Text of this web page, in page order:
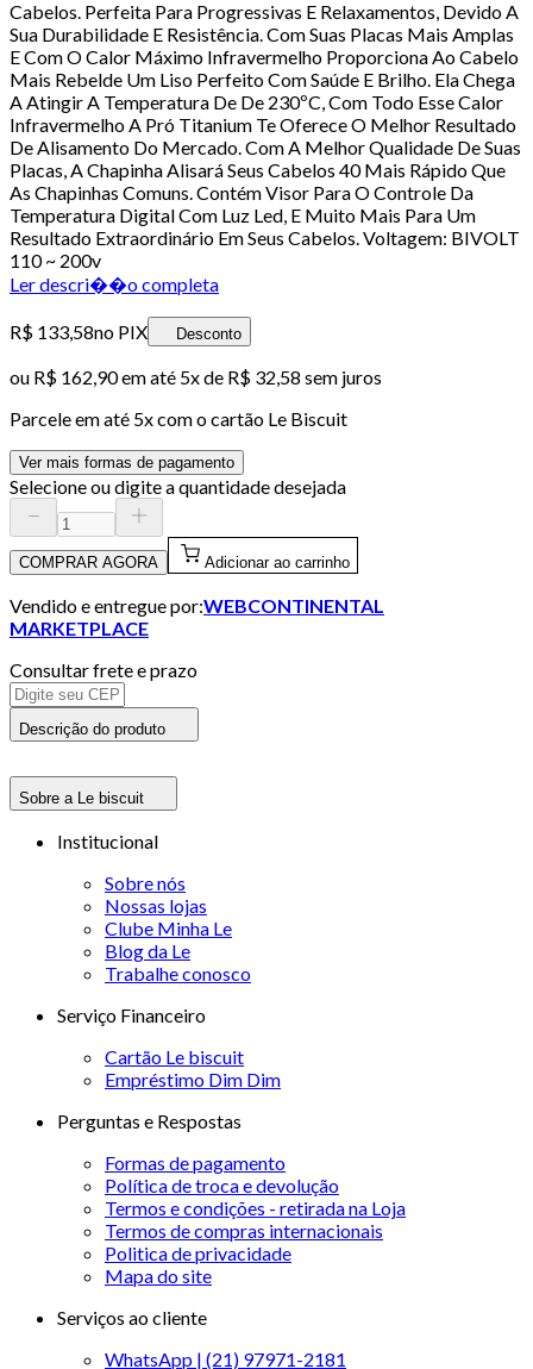
Cabelos. Perfeita Para Progressivas E Relaxamentos, Devido A
Sua Durabilidade E Resistência. Com Suas Placas Mais Amplas
E Com O Calor Máximo Infravermelho Proporciona Ao Cabelo
Mais Rebelde Um Liso Perfeito Com Saúde E Brilho. Ela Chega
A Atingir A Temperatura De De 230ºC, Com Todo Esse Calor
Infravermelho A Pró Titanium Te Oferece O Melhor Resultado
De Alisamento Do Mercado. Com A Melhor Qualidade De Suas
Placas, A Chapinha Alisará Seus Cabelos 40 Mais Rápido Que
As Chapinhas Comuns. Contém Visor Para O Controle Da
Temperatura Digital Com Luz Led, E Muito Mais Para Um
Resultado Extraordinário Em Seus Cabelos. Voltagem: BIVOLT
110 ~ 200v
Ler descri��o completa
R$ 133,58no PIX Desconto
ou R$ 162,90em até 5x de R$ 32,58 sem juros
Parcele em até 5x com o cartão Le Biscuit
Ver mais formas de pagamento
Selecione ou digite a quantidade desejada
COMPRAR AGORA Adicionar ao carrinho
Vendido e entregue por:WEBCONTINENTAL
MARKETPLACE
Consultar frete e prazo
Descrição do produto
Sobre a Le biscuit
Institucional
Sobre nós
Nossas lojas
Clube Minha Le
Blog da Le
Trabalhe conosco
Serviço Financeiro
Cartão Le biscuit
Empréstimo Dim Dim
Perguntas e Respostas
Formas de pagamento
Política de troca e devolução
Termos e condições - retirada na Loja
Termos de compras internacionais
Politica de privacidade
Mapa do site
Serviços ao cliente
WhatsApp | (21) 97971-2181